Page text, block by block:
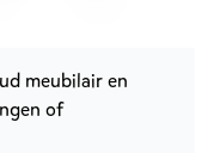
meubilair en
of